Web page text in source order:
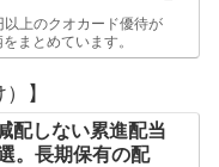
上のクオカード優待が
まとめています。
】
配しない累進配当
。長期保有の配